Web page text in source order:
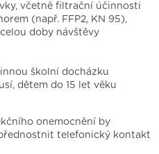
včetně filtrační účinnosti
(např. FFP2, KN 95),
doby návštěvy
školní docházku
dětem do 15 let věku
onemocnění by
telefonický kontakt